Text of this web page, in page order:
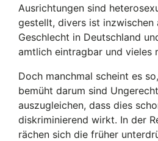
Ausrichtungen sind
gestellt, divers ist inzwischen
Geschlecht in Deutschland
amtlich eintragbar und vieles
Doch manchmal scheint es
bemüht darum sind
auszugleichen, dass dies
diskriminierend wirkt. In der
rächen sich die früher